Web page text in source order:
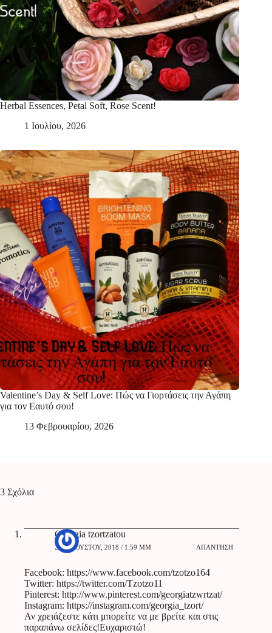
Herbal Essences, Petal Soft, Rose Scent!
1 Ιουλίου, 2026
Valentine’s Day & Self Love: Πώς να Γιορτάσεις την Αγάπη
για τον Εαυτό σου!
13 Φεβρουαρίου, 2026
3 Σχόλια
Georgia tzortzatou
22 ΑΥΓΟΎΣΤΟΥ, 2018 / 1:59 ΜΜ ΑΠΆΝΤΗΣΗ
Facebook: https://www.facebook.com/tzotzo164
Twitter: https://twitter.com/Tzotzo11
Pinterest: http://www.pinterest.com/georgiatzwrtzat/
Instagram: https://instagram.com/georgia_tzort/
Αν χρειάζεστε κάτι μπορείτε να με βρείτε και στις
παραπάνω σελίδες!Ευχαριστώ!